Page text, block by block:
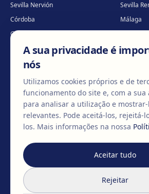
Sevilla Nervión
Sevilla
Córdoba
Málaga
Granada
Palma
Tenerife
Portugal
Portugal · Guimarães
* Atendimento virtual
2026 Clínica EGOS — Cirugía plástica,
Aviso legalPolítica de cookiesPolítica de
A sua privacidade é
nós
Utilizamos cookies próprios e de
funcionamento do site e, com a sua
para analisar a utilização e
relevantes. Pode aceitá-los, rejeitá-
los. Mais informações na nossa
Aceitar tudo
Rejeitar